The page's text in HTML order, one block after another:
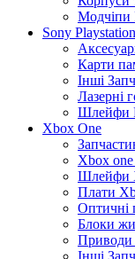
Модчіпи
Sony Playstation
Карти
Інші
Лазерні
Шлейфи
Xbox One
Xbox
Шлейфи
Плати
Оптичні
Блоки
Приводи
Інші